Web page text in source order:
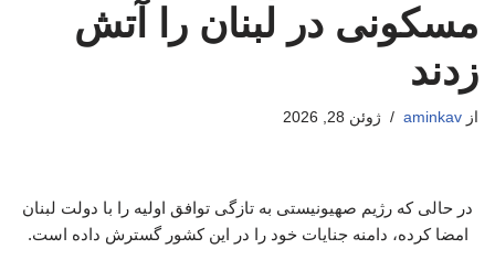
مسکونی در لبنان را آتش
زدند
از aminkav ژوئن 28, 2026
در حالی که رژیم صهیونیستی به تازگی توافق اولیه را با دولت لبنان
امضا کرده، دامنه جنایات خود را در این کشور گسترش داده است.